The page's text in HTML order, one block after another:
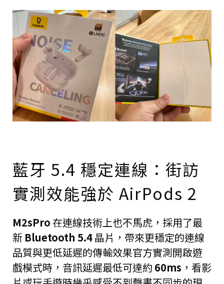
藍牙 5.4 穩定連線：街訪
實測效能強於 AirPods 2
M2sPro 在連線技術上也不馬虎，採用了最
新 Bluetooth 5.4晶片，帶來更穩定的連線
品質與更低延遲的傳輸效果官方實測開啟遊
戲模式時，音訊延遲最低可達約 60ms ，看影